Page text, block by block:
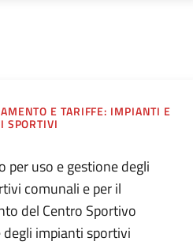
E TARIFFE: IMPIANTI E
SPORTIVI
per uso e gestione degli
comunali e per il
del Centro Sportivo
impianti sportivi